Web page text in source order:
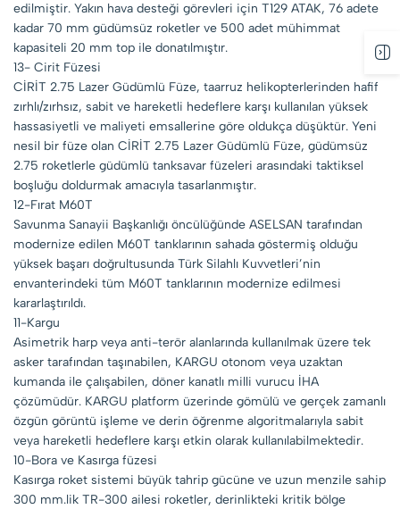
edilmiştir. Yakın hava desteği görevleri için T129 ATAK, 76 adete
kadar 70 mm güdümsüz roketler ve 500 adet mühimmat
kapasiteli 20 mm top ile donatılmıştır.
13- Cirit Füzesi
CİRİT 2.75 Lazer Güdümlü Füze, taarruz helikopterlerinden hafif
zırhlı/zırhsız, sabit ve hareketli hedeflere karşı kullanılan yüksek
hassasiyetli ve maliyeti emsallerine göre oldukça düşüktür. Yeni
nesil bir füze olan CİRİT 2.75 Lazer Güdümlü Füze, güdümsüz
2.75 roketlerle güdümlü tanksavar füzeleri arasındaki taktiksel
boşluğu doldurmak amacıyla tasarlanmıştır.
12-Fırat M60T
Savunma Sanayii Başkanlığı öncülüğünde ASELSAN tarafından
modernize edilen M60T tanklarının sahada göstermiş olduğu
yüksek başarı doğrultusunda Türk Silahlı Kuvvetleri’nin
envanterindeki tüm M60T tanklarının modernize edilmesi
kararlaştırıldı.
11-Kargu
Asimetrik harp veya anti-terör alanlarında kullanılmak üzere tek
asker tarafından taşınabilen, KARGU otonom veya uzaktan
kumanda ile çalışabilen, döner kanatlı milli vurucu İHA
çözümüdür. KARGU platform üzerinde gömülü ve gerçek zamanlı
özgün görüntü işleme ve derin öğrenme algoritmalarıyla sabit
veya hareketli hedeflere karşı etkin olarak kullanılabilmektedir.
10-Bora ve Kasırga füzesi
Kasırga roket sistemi büyük tahrip gücüne ve uzun menzile sahip
300 mm.lik TR-300 ailesi roketler, derinlikteki kritik bölge